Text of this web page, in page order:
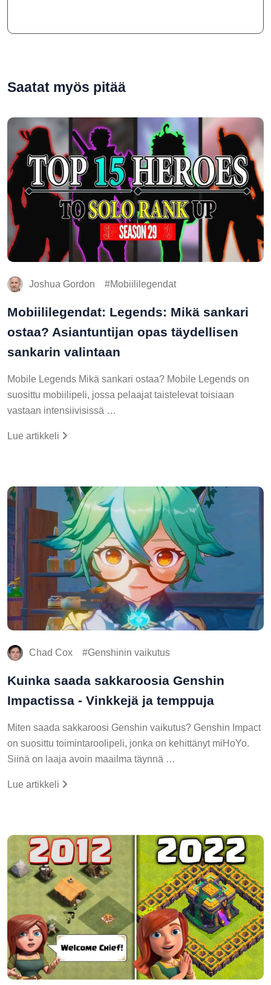
Saatat myös pitää
Joshua Gordon Mobiililegendat
Mobiililegendat: Legends: Mikä sankari
ostaa? Asiantuntijan opas täydellisen
sankarin valintaan
Mobile Legends Mikä sankari ostaa? Mobile Legends on
suosittu mobiilipeli, jossa pelaajat taistelevat toisiaan
vastaan intensiivisissä …
Lue artikkeli
Chad Cox Genshinin vaikutus
Kuinka saada sakkaroosia Genshin
Impactissa - Vinkkejä ja temppuja
Miten saada sakkaroosi Genshin vaikutus? Genshin Impact
on suosittu toimintaroolipeli, jonka on kehittänyt miHoYo.
Siinä on laaja avoin maailma täynnä …
Lue artikkeli